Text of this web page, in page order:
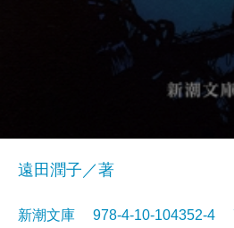
遠田潤子／著
新潮文庫 978-4-10-104352-4